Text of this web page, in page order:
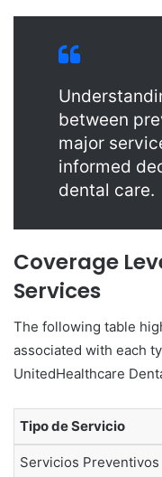
between
major
informed
dental care.
Coverage
Services
The following table
associated with each
UnitedHealthcare
Tipo de Servicio
Servicios Preventivos